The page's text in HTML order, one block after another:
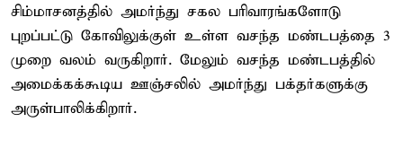
சிம்மாசனத்தில் அமர்ந்து சகல பரிவாரங்களோடு
புறப்பட்டு கோவிலுக்குள் உள்ள வசந்த மண்டபத்தை 3
முறை வலம் வருகிறார். மேலும் வசந்த மண்டபத்தில்
அமைக்கக்கூடிய ஊஞ்சலில் அமர்ந்து பக்தர்களுக்கு
அருள்பாலிக்கிறார்.